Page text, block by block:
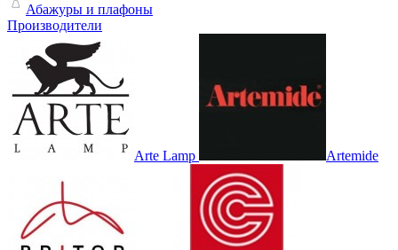
Абажуры и плафоны
Производители
Arte Lamp Artemide